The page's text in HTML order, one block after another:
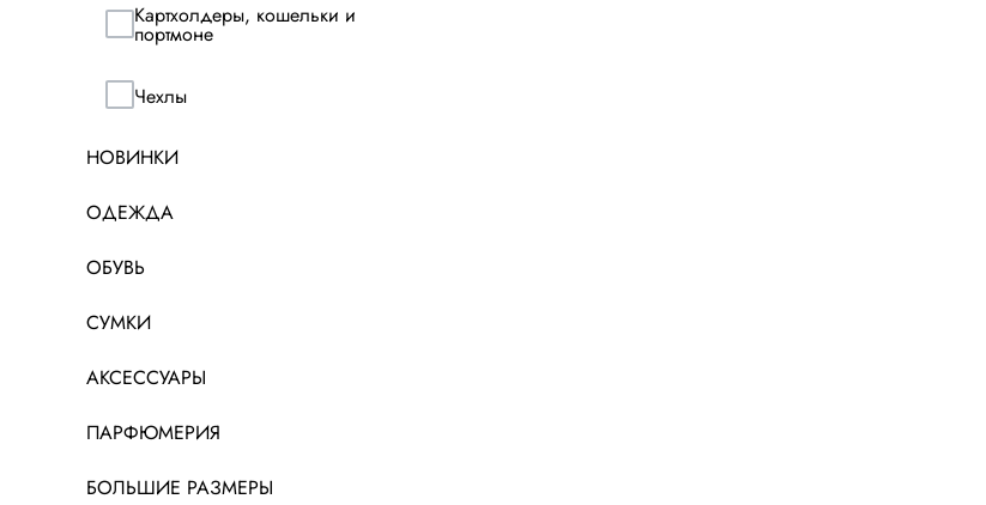
Картхолдеры, кошельки и
портмоне
Чехлы
НОВИНКИ
ОДЕЖДА
ОБУВЬ
СУМКИ
АКСЕССУАРЫ
ПАРФЮМЕРИЯ
БОЛЬШИЕ РАЗМЕРЫ